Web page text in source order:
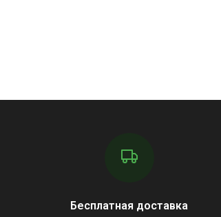
Бесплатная доставка